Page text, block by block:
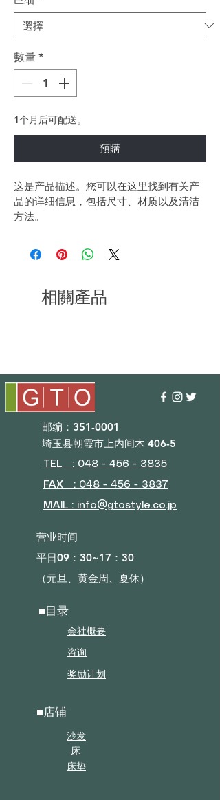
數量 *
1个月后可配送。
預購
这是产品描述。您可以在这里找到有关产
品的详细信息，包括尺寸、材质以及清洁
方法。
相關產品
邮编：351-0001
埼玉县朝霞市上内间木 406-5
TEL : 048 - 456 - 3835​
FAX : 048 - 456 - 3837
MAIL : info@gtostyle.co.jp
营业时间​
平日09：30~17：30
（元旦、黄金周、夏休）
■目录
会社概要
咨询
奖励计划
■店铺
沙发
床垫
床